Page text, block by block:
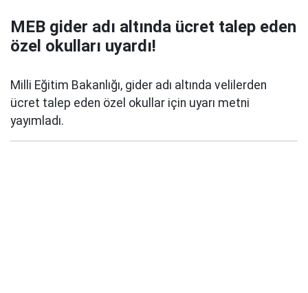
MEB gider adı altında ücret talep eden
özel okulları uyardı!
Milli Eğitim Bakanlığı, gider adı altında velilerden
ücret talep eden özel okullar için uyarı metni
yayımladı.